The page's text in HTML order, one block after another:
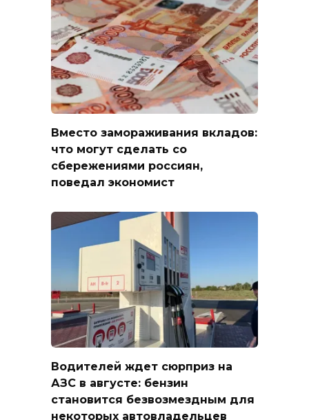
Вместо замораживания вкладов:
что могут сделать со
сбережениями россиян,
поведал экономист
Водителей ждет сюрприз на
АЗС в августе: бензин
становится безвозмездным для
некоторых автовладельцев